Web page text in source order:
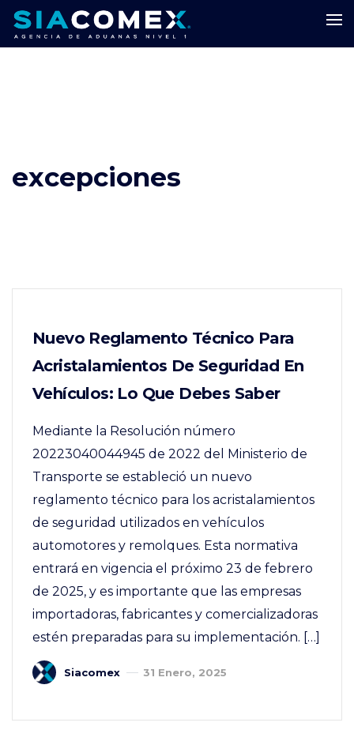
excepciones
Nuevo Reglamento Técnico Para
Acristalamientos De Seguridad En
Vehículos: Lo Que Debes Saber
Mediante la Resolución número
20223040044945 de 2022 del Ministerio de
Transporte se estableció un nuevo
reglamento técnico para los acristalamientos
de seguridad utilizados en vehículos
automotores y remolques. Esta normativa
entrará en vigencia el próximo 23 de febrero
de 2025, y es importante que las empresas
importadoras, fabricantes y comercializadoras
estén preparadas para su implementación. […]
Siacomex 31 Enero, 2025